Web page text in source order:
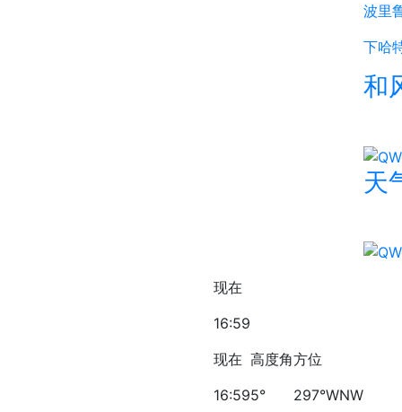
现在
16:59
现在
16:59
高度角
5°
方位
297°WNW
波里
下哈
和
天